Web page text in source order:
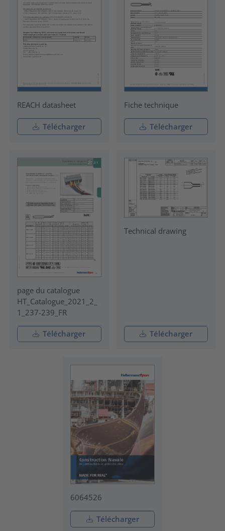
REACH datasheet
Télécharger
Fiche technique
Télécharger
page du catalogue
HT_Catalogue_2021_2_
1_237-239_FR
Télécharger
Technical drawing
Télécharger
6064526
Télécharger